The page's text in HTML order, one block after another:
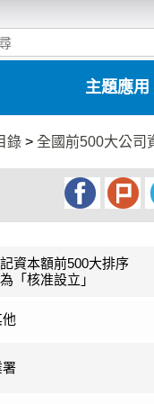
主題應用
錄 >全國前500大公司
資本額前500大排序
「核准設立」
署